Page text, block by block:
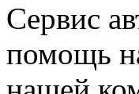
Сeрвис
помощь